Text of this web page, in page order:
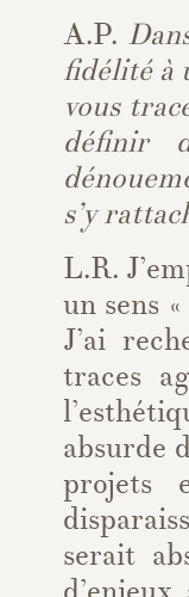
A.P.
fidélité à
vous
définir
s’y
L.R.
un sens
J’ai
traces
absurde
projets
serait